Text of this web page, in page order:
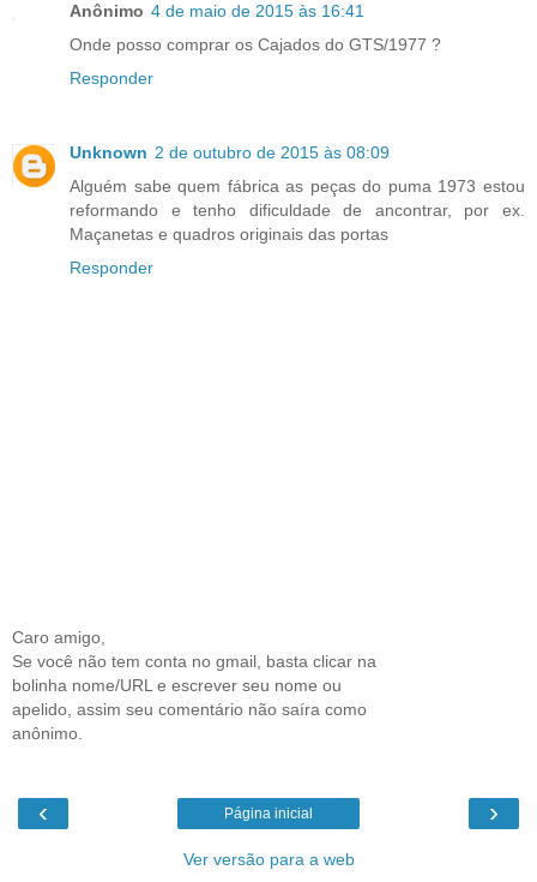
Anônimo 4 de maio de 2015 às 16:41
Onde posso comprar os Cajados do GTS/1977 ?
Responder
Unknown 2 de outubro de 2015 às 08:09
Alguém sabe quem fábrica as peças do puma 1973 estou
reformando e tenho dificuldade de ancontrar, por ex.
Maçanetas e quadros originais das portas
Responder
Caro amigo,
Se você não tem conta no gmail, basta clicar na
bolinha nome/URL e escrever seu nome ou
apelido, assim seu comentário não saíra como
anônimo.
‹ ›
Página inicial
Ver versão para a web